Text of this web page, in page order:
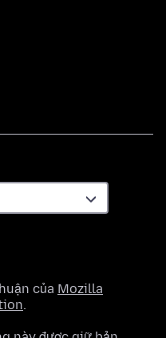
của Mozilla
.